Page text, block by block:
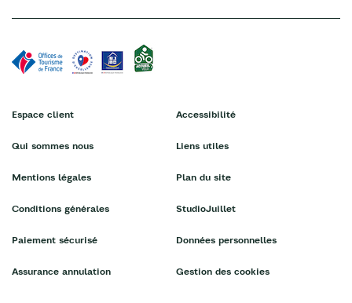
Espace client
Qui sommes nous
Mentions légales
Conditions générales
Paiement sécurisé
Assurance annulation
Accessibilité
Liens utiles
Plan du site
StudioJuillet
Données personnelles
Gestion des cookies